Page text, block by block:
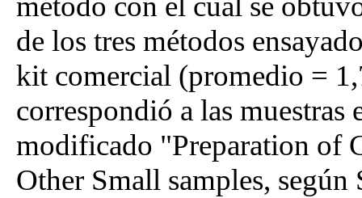
de los tres métodos
kit comercial (promedio =
correspondió a las muestras
modificado "Preparation of
Other Small samples,